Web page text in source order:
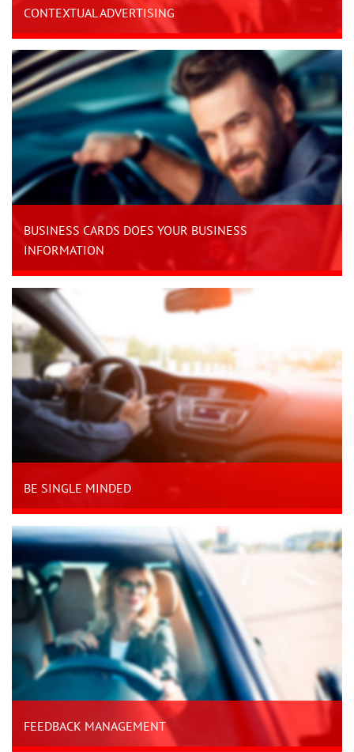
CONTEXTUAL ADVERTISING
BUSINESS CARDS DOES YOUR BUSINESS
INFORMATION
BE SINGLE MINDED
FEEDBACK MANAGEMENT